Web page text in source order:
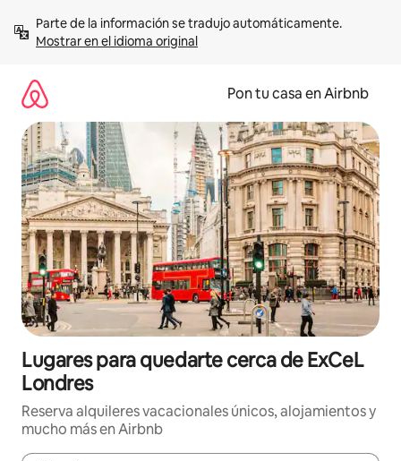
contenidoMostrar en el idioma original
Pon tu casa en Airbnb
Lugares para quedarte cerca de ExCeL
Londres
Reserva alquileres vacacionales únicos, alojamientos y
mucho más en Airbnb